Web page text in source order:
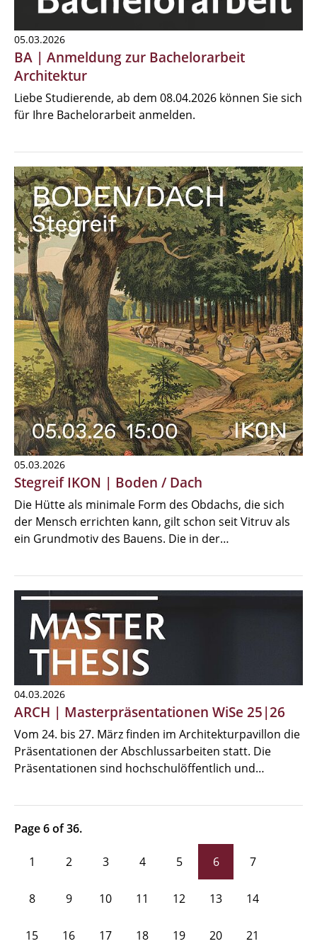
05.03.2026
BA | Anmeldung zur Bachelorarbeit
Architektur
Liebe Studierende, ab dem 08.04.2026 können Sie sich
für Ihre Bachelorarbeit anmelden.
05.03.2026
Stegreif IKON | Boden / Dach
Die Hütte als minimale Form des Obdachs, die sich
der Mensch errichten kann, gilt schon seit Vitruv als
ein Grundmotiv des Bauens. Die in der…
04.03.2026
ARCH | Masterpräsentationen WiSe 25|26
Vom 24. bis 27. März finden im Architekturpavillon die
Präsentationen der Abschlussarbeiten statt. Die
Präsentationen sind hochschulöffentlich und…
Page 6 of 36.
1 2 3 4 5 6 7
8 9 10 11 12 13 14
15 16 17 18 19 20 21